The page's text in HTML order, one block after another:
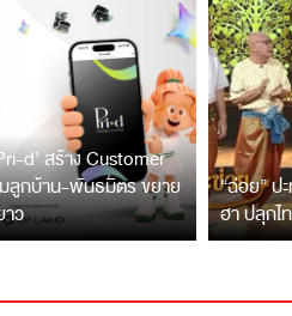
d’ สร้าง Customer
ลูกบ้าน-พันธมิตร ขยาย
ว
“ฉ่อย” ป
ฮา ปลุกไ